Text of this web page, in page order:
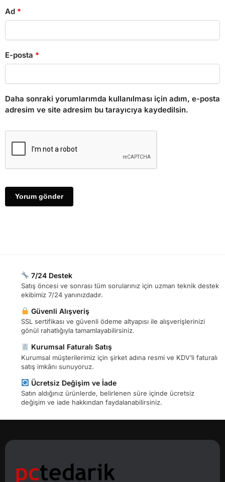
Ad *
E-posta *
Daha sonraki yorumlarımda kullanılması için adım, e-posta
adresim ve site adresim bu tarayıcıya kaydedilsin.
7/24 Destek
Satış öncesi ve sonrası tüm sorularınız için uzman teknik destek
ekibimiz 7/24 yanınızdadır.
Güvenli Alışveriş
SSL sertifikası ve güvenli ödeme altyapısı ile alışverişlerinizi
gönül rahatlığıyla tamamlayabilirsiniz.
Kurumsal Faturalı Satış
Kurumsal müşterilerimiz için şirket adına resmi ve KDV’li faturalı
satış imkânı sunuyoruz.
Ücretsiz Değişim ve İade
Satın aldığınız ürünlerde, belirlenen süre içinde ücretsiz
değişim ve iade hakkından faydalanabilirsiniz.